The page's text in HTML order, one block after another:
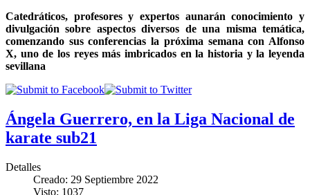
Catedráticos, profesores y expertos aunarán conocimiento y
divulgación sobre aspectos diversos de una misma temática,
comenzando sus conferencias la próxima semana con Alfonso
X, uno de los reyes más imbricados en la historia y la leyenda
sevillana
Ángela Guerrero, en la Liga Nacional de
karate sub21
Detalles
Creado: 29 Septiembre 2022
Visto: 1037